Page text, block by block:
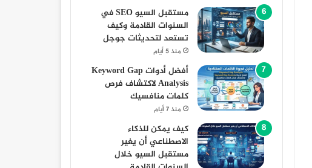
مستقبل السيو SEO في
السنوات القادمة وكيف
تستعد لتحديثات جوجل
منذ 5 أيام
أفضل أدوات Keyword Gap
Analysis لاكتشاف فرص
كلمات منافسيك
منذ 7 أيام
كيف يمكن للذكاء
الاصطناعي أن يغير
مستقبل السيو خلال